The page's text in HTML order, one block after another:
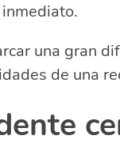
una gran
de una